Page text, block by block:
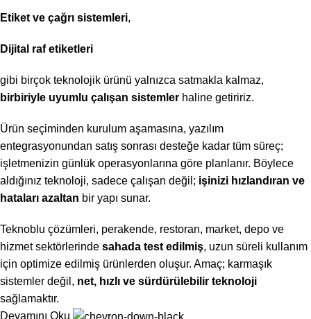
Etiket ve çağrı sistemleri,
Dijital raf etiketleri
gibi birçok teknolojik ürünü yalnızca satmakla kalmaz,
birbiriyle uyumlu çalışan sistemler haline getiririz.
Ürün seçiminden kurulum aşamasına, yazılım
entegrasyonundan satış sonrası desteğe kadar tüm süreç;
işletmenizin günlük operasyonlarına göre planlanır. Böylece
aldığınız teknoloji, sadece çalışan değil; işinizi hızlandıran ve
hataları azaltan bir yapı sunar.
Teknoblu çözümleri, perakende, restoran, market, depo ve
hizmet sektörlerinde sahada test edilmiş, uzun süreli kullanım
için optimize edilmiş ürünlerden oluşur. Amaç; karmaşık
sistemler değil, net, hızlı ve sürdürülebilir teknoloji
sağlamaktır.
Devamını Oku